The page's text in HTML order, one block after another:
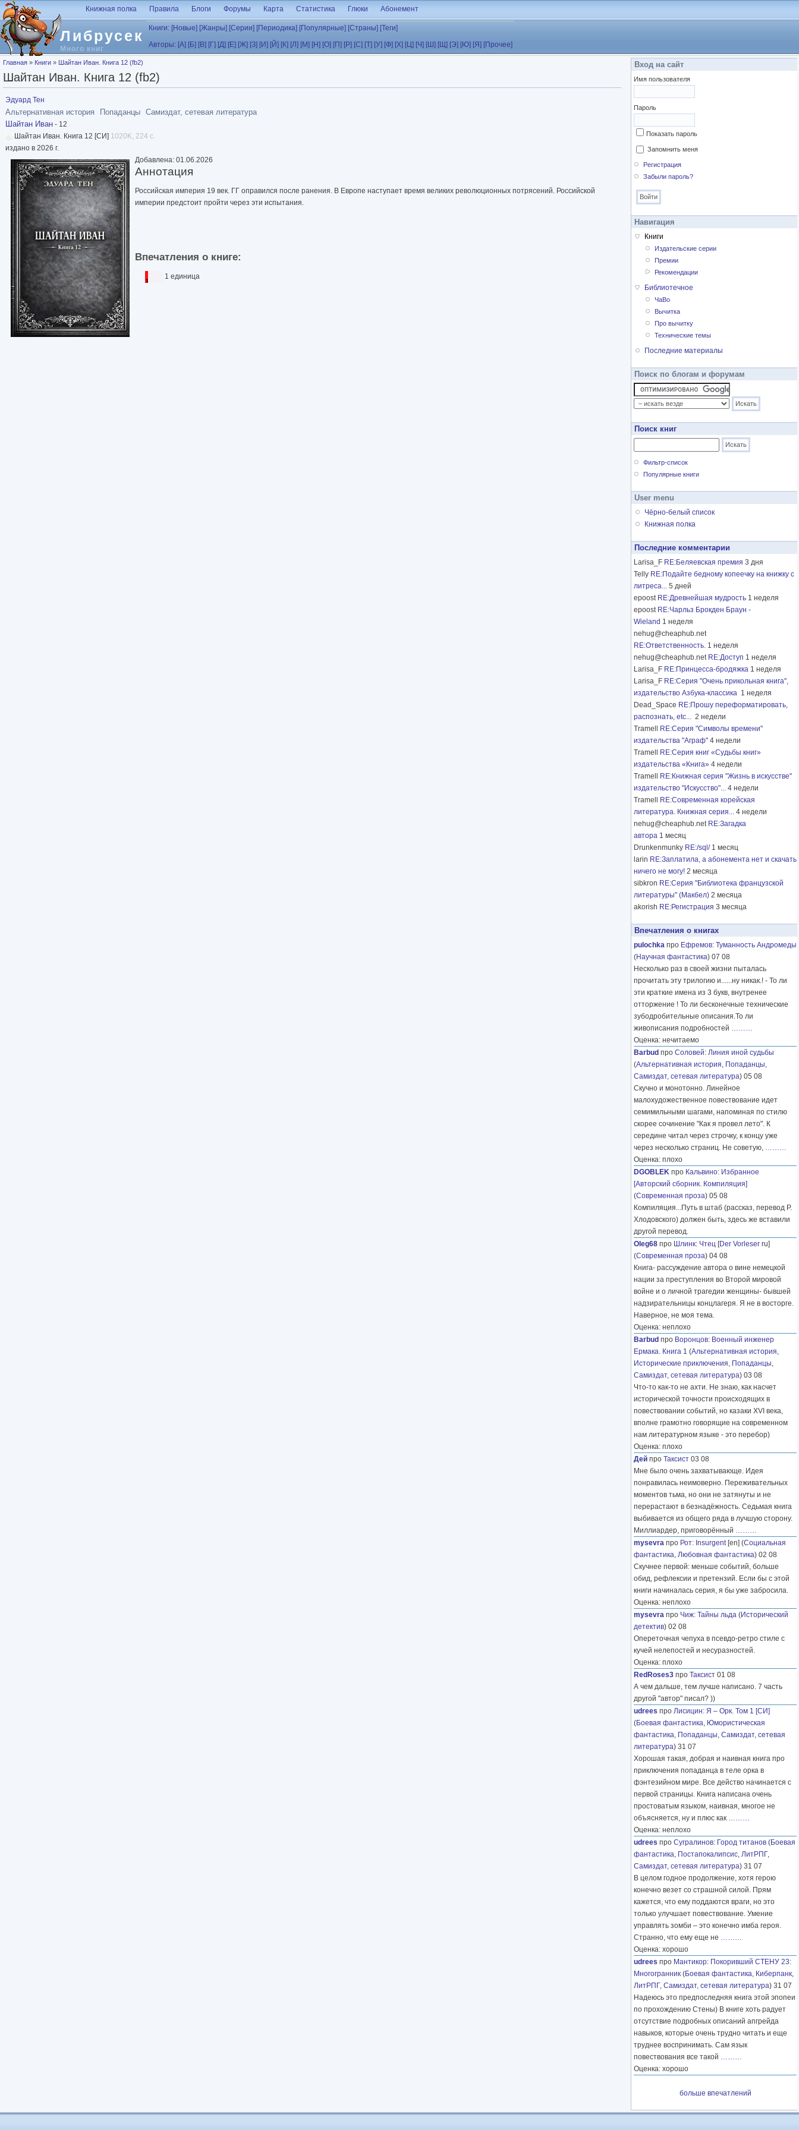
Перейти к основному содержанию
Либрусек
Много книг
Книжная полка Правила Блоги Форумы Карта Статистика Глюки Абонемент
Книги: [Новые] [Жанры] [Серии] [Периодика] [Популярные] [Страны] [Теги]
Авторы: [А] [Б] [В] [Г] [Д] [Е] [Ж] [З] [И] [Й] [К] [Л] [М] [Н] [О] [П] [Р] [С] [Т] [У] [Ф] [Х] [Ц] [Ч] [Ш] [Щ] [Э] [Ю] [Я] [Прочее]
Вы здесь
Главная » Книги » Шайтан Иван. Книга 12 (fb2)
Шайтан Иван. Книга 12 (fb2)
Эдуард Тен
Альтернативная история Попаданцы Самиздат, сетевая литература
Шайтан Иван - 12
Шайтан Иван. Книга 12 [СИ] 1020K, 224 с.
издано в 2026 г.
Добавлена: 01.06.2026
Аннотация
Российская империя 19 век. ГГ оправился после ранения. В Европе наступает время великих революционных потрясений. Российской
империи предстоит пройти через эти испытания.
Впечатления о книге:
1 единица
Вход на сайт
Имя пользователя
Пароль
Показать пароль
Запомнить меня
Регистрация
Забыли пароль?
Навигация
Книги
Издательские серии
Премии
Рекомендации
Библиотечное
ЧаВо
Вычитка
Про вычитку
Технические темы
Последние материалы
Поиск по блогам и форумам
Поиск книг
Фильтр-список
Популярные книги
User menu
Чёрно-белый список
Книжная полка
Последние комментарии
Larisa_F RE:Беляевская премия 3 дня
Telly RE:Подайте бедному копеечку на книжку с
литреса... 5 дней
epoost RE:Древнейшая мудрость 1 неделя
epoost RE:Чарльз Брокден Браун -
Wieland 1 неделя
nehug@cheaphub.net
RE:Ответственность. 1 неделя
nehug@cheaphub.net RE:Доступ 1 неделя
Larisa_F RE:Принцесса-бродяжка 1 неделя
Larisa_F RE:Серия "Очень прикольная книга",
издательство Азбука-классика 1 неделя
Dead_Space RE:Прошу переформатировать,
распознать, etc... 2 недели
Tramell
RE:Серия "Символы времени"
издательства "Аграф" 4 недели
Tramell
RE:Серия книг «Судьбы книг»
издательства «Книга» 4 недели
Tramell
RE:Книжная серия "Жизнь в искусстве"
издательство "Искусство"... 4 недели
Tramell
RE:Современная корейская
литература. Книжная серия... 4 недели
nehug@cheaphub.net RE:Загадка
автора 1 месяц
Drunkenmunky RE:/sql/ 1 месяц
larin RE:Заплатила, а абонемента нет и скачать
ничего не могу! 2 месяца
sibkron RE:Серия "Библиотека французской
литературы" (Макбел) 2 месяца
akorish RE:Регистрация 3 месяца
Впечатления о книгах
pulochka про Ефремов: Туманность Андромеды
(Научная фантастика) 07 08
Несколько раз в своей жизни пыталась
прочитать эту трилогию и......ну никак.! - То ли
эти краткие имена из 3 букв, внутренее
отторжение ! То ли бесконечные технические
зубодробительные описания.То ли
живописания подробностей ………
Оценка: нечитаемо
Barbud про Соловей: Линия иной судьбы
(Альтернативная история, Попаданцы,
Самиздат, сетевая литература) 05 08
Скучно и монотонно. Линейное
малохудожественное повествование идет
семимильными шагами, напоминая по стилю
скорее сочинение "Как я провел лето". К
середине читал через строчку, к концу уже
через несколько страниц. Не советую, ………
Оценка: плохо
DGOBLEK про Кальвино: Избранное
[Авторский сборник. Компиляция]
(Современная проза) 05 08
Компиляция...Путь в штаб (рассказ, перевод Р.
Хлодовского) должен быть, здесь же вставили
другой перевод.
Oleg68 про Шлинк: Чтец [Der Vorleser ru]
(Современная проза) 04 08
Книга- рассуждение автора о вине немецкой
нации за преступления во Второй мировой
войне и о личной трагедии женщины- бывшей
надзирательницы концлагеря. Я не в восторге.
Наверное, не моя тема.
Оценка: неплохо
Barbud про Воронцов: Военный инженер
Ермака. Книга 1 (Альтернативная история,
Исторические приключения, Попаданцы,
Самиздат, сетевая литература) 03 08
Что-то как-то не ахти. Не знаю, как насчет
исторической точности происходящих в
повествовании событий, но казаки XVI века,
вполне грамотно говорящие на современном
нам литературном языке - это перебор)
Оценка: плохо
Дей про Таксист 03 08
Мне было очень захватывающе. Идея
понравилась неимоверно. Переживательных
моментов тьма, но они не затянуты и не
перерастают в безнадёжность. Седьмая книга
выбивается из общего ряда в лучшую сторону.
Миллиардер, приговорённый ………
mysevra про Рот: Insurgent[en] (Социальная
фантастика, Любовная фантастика) 02 08
Скучнее первой: меньше событий, больше
обид, рефлексии и претензий. Если бы с этой
книги начиналась серия, я бы уже забросила.
Оценка: неплохо
mysevra про Чиж: Тайны льда (Исторический
детектив) 02 08
Опереточная чепуха в псевдо-ретро стиле с
кучей нелепостей и несуразностей.
Оценка: плохо
RedRoses3 про Таксист 01 08
А чем дальше, тем лучше написано. 7 часть
другой "автор" писал? ))
udrees про Лисицин: Я – Орк. Том 1 [СИ]
(Боевая фантастика, Юмористическая
фантастика, Попаданцы, Самиздат, сетевая
литература) 31 07
Хорошая такая, добрая и наивная книга про
приключения попаданца в теле орка в
фэнтезийном мире. Все действо начинается с
первой страницы. Книга написана очень
простоватым языком, наивная, многое не
объясняется, ну и плюс как ………
Оценка: неплохо
udrees про Сугралинов: Город титанов (Боевая
фантастика, Постапокалипсис, ЛитРПГ,
Самиздат, сетевая литература) 31 07
В целом годное продолжение, хотя герою
конечно везет со страшной силой. Прям
кажется, что ему поддаются враги, но это
только улучшает повествование. Умение
управлять зомби – это конечно имба героя.
Странно, что ему еще не ………
Оценка: хорошо
udrees про Мантикор: Покоривший СТЕНУ 23:
Многогранник (Боевая фантастика, Киберпанк,
ЛитРПГ, Самиздат, сетевая литература) 31 07
Надеюсь это предпоследняя книга этой эпопеи
по прохождению Стены) В книге хоть радует
отсутствие подробных описаний апгрейда
навыков, которые очень трудно читать и еще
труднее воспринимать. Сам язык
повествования все такой ………
Оценка: хорошо
больше впечатлений